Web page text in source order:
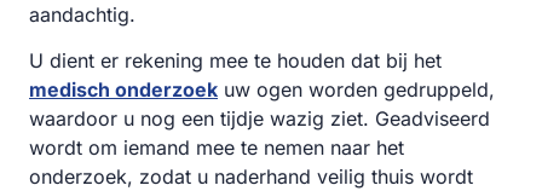
aandachtig.
U dient er rekening mee te houden dat bij het
medisch onderzoek uw ogen worden gedruppeld,
waardoor u nog een tijdje wazig ziet. Geadviseerd
wordt om iemand mee te nemen naar het
onderzoek, zodat u naderhand veilig thuis wordt